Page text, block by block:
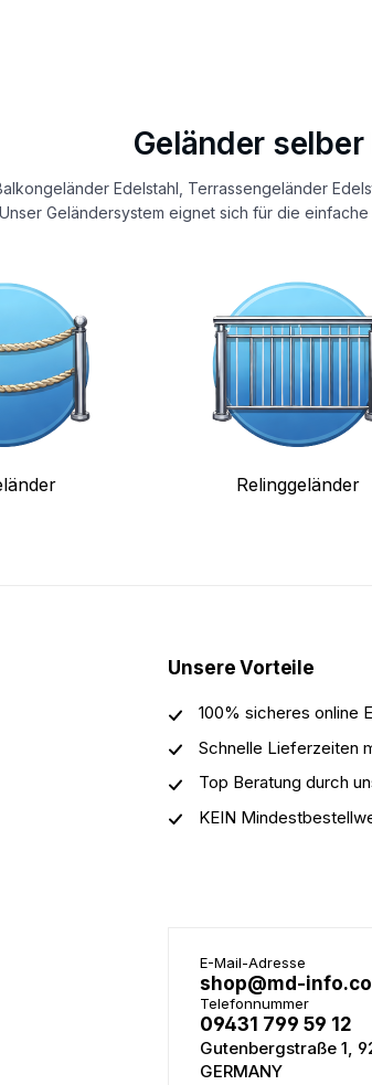
Geländer
Edelstahl, Terrassengeländer
Geländersystem eignet sich für die
Relinggeländer
Unsere Vorteile
100% sicheres online
Schnelle Lieferzeiten
Top Beratung durch
KEIN
E-Mail-Adresse
shop@md-
Telefonnummer
09431 799 59 12
Gutenbergstraße 1,
GERMANY